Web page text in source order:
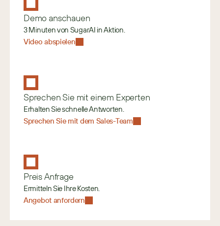
Demo anschauen
3 Minuten von SugarAI in Aktion.
Video abspielen
Sprechen Sie mit einem Experten
Erhalten Sie schnelle Antworten.
Sprechen Sie mit dem Sales-Team
Preis Anfrage
Ermitteln Sie Ihre Kosten.
Angebot anfordern